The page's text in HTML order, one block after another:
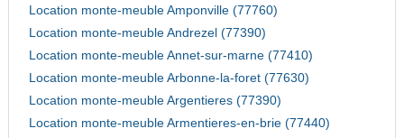
Location monte-meuble Amponville (77760)
Location monte-meuble Andrezel (77390)
Location monte-meuble Annet-sur-marne (77410)
Location monte-meuble Arbonne-la-foret (77630)
Location monte-meuble Argentieres (77390)
Location monte-meuble Armentieres-en-brie (77440)